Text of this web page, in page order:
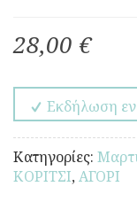
28,00 €
Εκδήλωση
Κατηγορίες:
ΚΟΡΙΤΣΙ,ΑΓΟΡΙ